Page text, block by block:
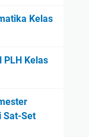
Kelas
PLH Kelas
Sat-Set